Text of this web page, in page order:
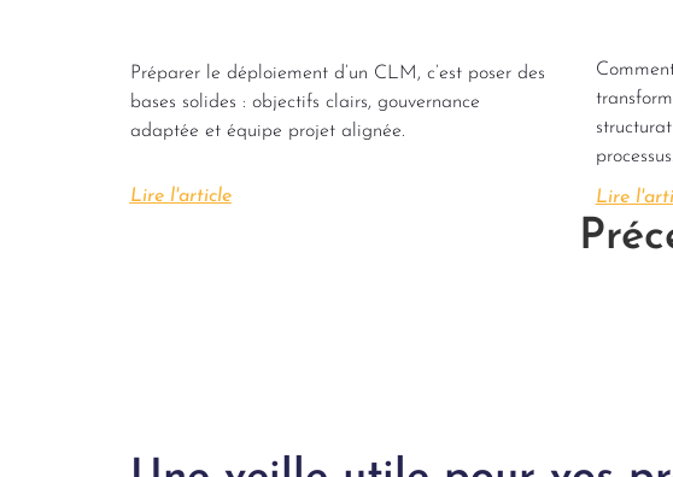
Préparer le déploiement d’un CLM, c’est poser des
bases solides : objectifs clairs, gouvernance
adaptée et équipe projet alignée.
Lire l'article
processus.
Lire